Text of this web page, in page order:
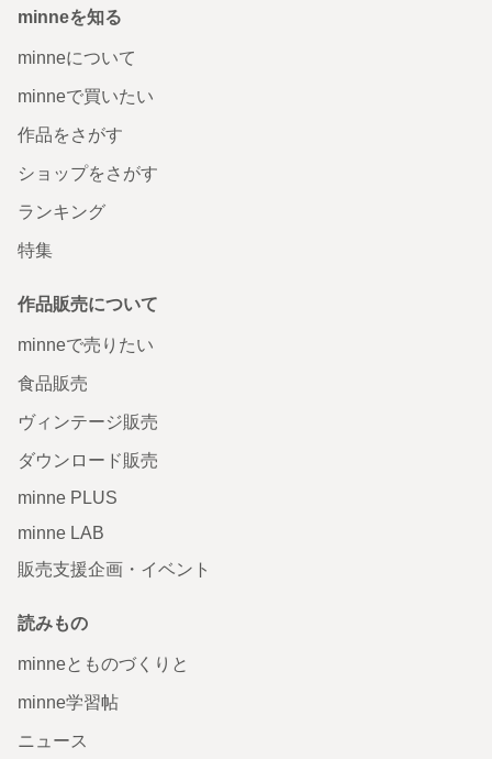
minneを知る
minneについて
minneで買いたい
作品をさがす
ショップをさがす
ランキング
特集
作品販売について
minneで売りたい
食品販売
ヴィンテージ販売
ダウンロード販売
minne PLUS
minne LAB
販売支援企画・イベント
読みもの
minneとものづくりと
minne学習帖
ニュース